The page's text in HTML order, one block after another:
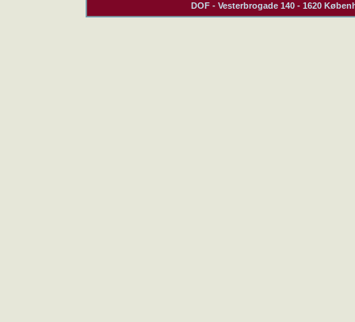
DOF - Vesterbrogade 140 - 1620